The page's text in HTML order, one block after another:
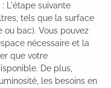
L'étape suivante
tels que la surface
bac). Vous pouvez
nécessaire et la
que votre
De plus,
les besoins en